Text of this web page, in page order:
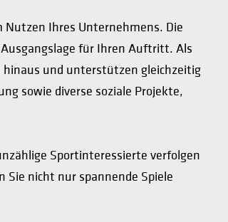
Nutzen Ihres Unternehmens. Die
für Ihren Auftritt. Als
hinaus und unterstützen gleichzeitig
sowie diverse soziale Projekte,
Sportinteressierte verfolgen
Sie nicht nur spannende Spiele